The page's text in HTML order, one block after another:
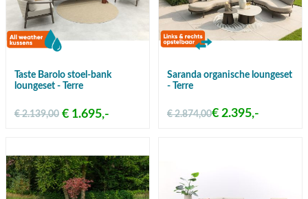
Taste Barolo stoel-bank
loungeset - Terre
€ 1.695,-
€ 2.139,00
Saranda organische loungeset
- Terre
€ 2.874,00€ 2.395,-